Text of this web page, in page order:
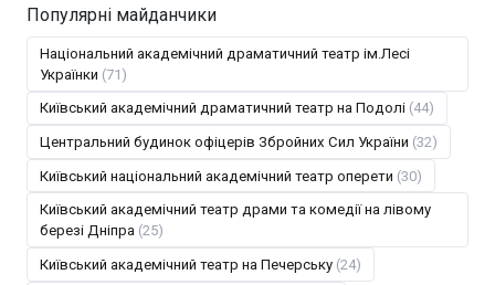
Популярні майданчики
Національний академічний драматичний театр ім.Лесі
Українки (71)
Київський академічний драматичний театр на Подолі (44)
Центральний будинок офіцерів Збройних Сил України (32)
Київський національний академічний театр оперети (30)
Київський академічний театр драми та комедії на лівому
березі Дніпра (25)
Київський академічний театр на Печерську (24)